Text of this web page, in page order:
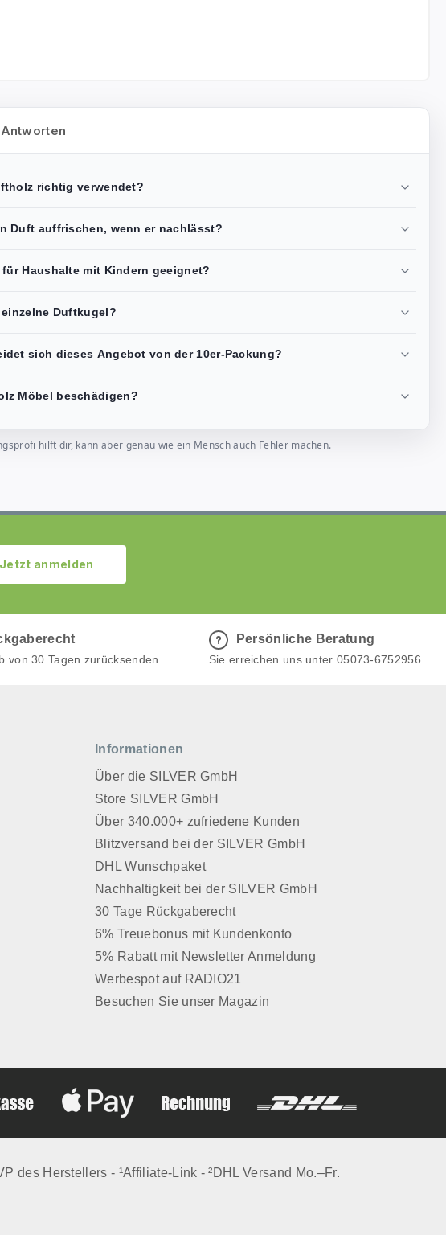
richtig verwendet?
Duft auffrischen, wenn er nachlässt?
Haushalte mit Kindern geeignet?
Duftkugel?
sich dieses Angebot von der 10er-Packung?
Möbel beschädigen?
hilft dir, kann aber genau wie ein Mensch auch Fehler machen.
Jetzt anmelden
von 30 Tagen zurücksenden
Persönliche Beratung
Sie erreichen uns unter 05073-6752956
Informationen
Über die SILVER GmbH
Store SILVER GmbH
Über 340.000+ zufriedene Kunden
Blitzversand bei der SILVER GmbH
DHL Wunschpaket
Nachhaltigkeit bei der SILVER GmbH
30 Tage Rückgaberecht
6% Treuebonus mit Kundenkonto
5% Rabatt mit Newsletter Anmeldung
Werbespot auf RADIO21
Besuchen Sie unser Magazin
des Herstellers - ¹Affiliate-Link - ²DHL Versand Mo.–Fr.